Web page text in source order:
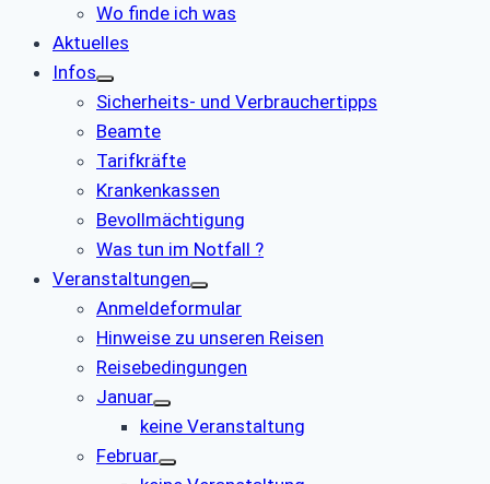
Wo finde ich was
Aktuelles
Infos
Sicherheits- und Verbrauchertipps
Beamte
Tarifkräfte
Krankenkassen
Bevollmächtigung
Was tun im Notfall ?
Veranstaltungen
Anmeldeformular
Hinweise zu unseren Reisen
Reisebedingungen
Januar
keine Veranstaltung
Februar